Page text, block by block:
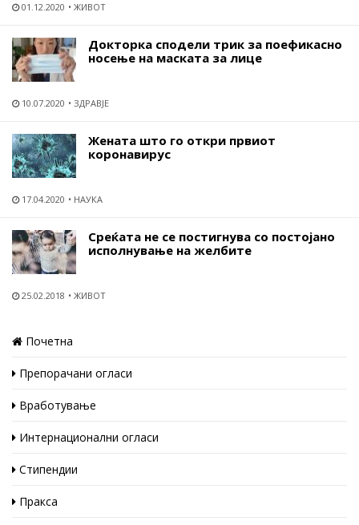
01.12.2020 ЖИВОТ
Докторка сподели трик за поефикасно
носење на маската за лице
10.07.2020 ЗДРАВЈЕ
Жената што го откри првиот
коронавирус
17.04.2020 НАУКА
Среќата не се постигнува со постојано
исполнување на желбите
25.02.2018 ЖИВОТ
Почетна
Препорачани огласи
Вработување
Интернационални огласи
Стипендии
Пракса